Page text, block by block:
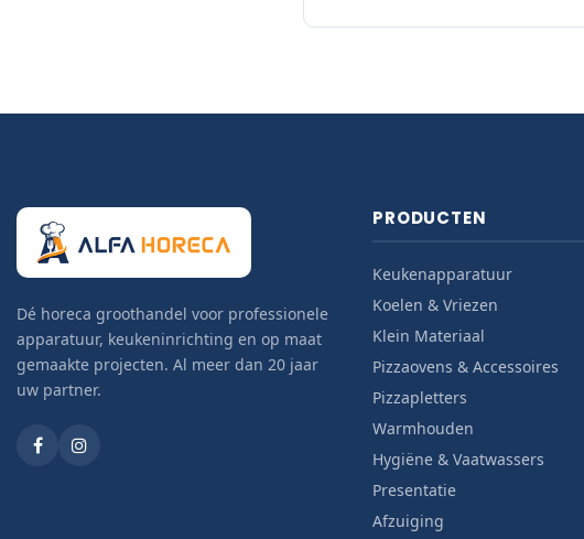
Dé horeca groothandel voor professionele
apparatuur, keukeninrichting en op maat
gemaakte projecten. Al meer dan 20 jaar
uw partner.
PRODUCTEN
Keukenapparatuur
Koelen & Vriezen
Klein Materiaal
Pizzaovens & Accessoires
Pizzapletters
Warmhouden
Hygiëne & Vaatwassers
Presentatie
Afzuiging